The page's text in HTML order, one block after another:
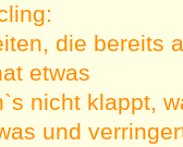
die bereits
etwas
nicht klappt,
und